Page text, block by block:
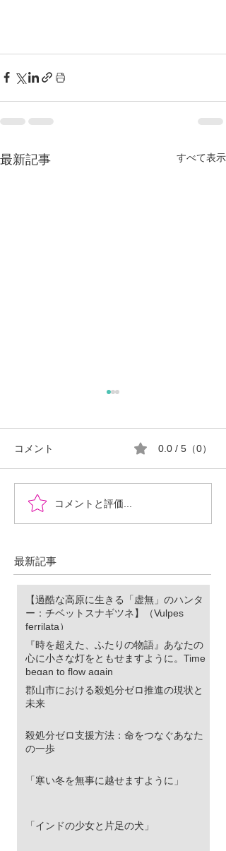
最新記事 すべて表示
『時を超えた、ふたりの
物語』あなたの心に小さ
に。Time began to flow again
コメント 0.0 / 5（0）
コメントと評価...
最新記事
【過酷な高原に生きる「虚無」のハンタ
ー：チベットスナギツネ】（Vulpes
ferrilata）
『時を超えた、ふたりの物語』あなたの
心に小さな灯をともせますように。Time
began to flow again
郡山市における殺処分ゼロ推進の現状と
未来
殺処分ゼロ支援方法：命をつなぐあなた
の一歩
「寒い冬を無事に越せますように」
「インドの少女と片足の犬」